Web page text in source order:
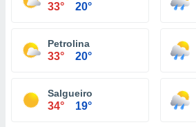
33° 20°
Petrolina
33° 20°
Salgueiro
34° 19°